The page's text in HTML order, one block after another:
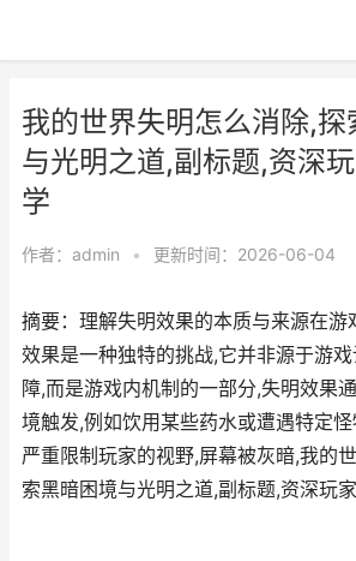
我的世界失明怎么消除,探
与光明之道,副标题,资深
学
作者： admin • 更新时间：2026-06-04
摘要：理解失明效果的本质与来源在游
效果是一种独特的挑战,它并非源于游
障,而是游戏内机制的一部分,失明效果
境触发,例如饮用某些药水或遭遇特定
严重限制玩家的视野,屏幕被灰暗,我的
索黑暗困境与光明之道,副标题,资深玩